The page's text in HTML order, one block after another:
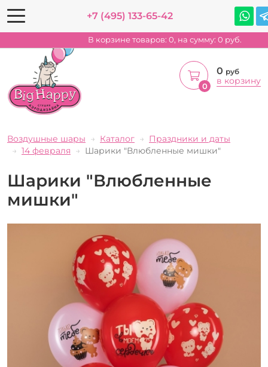
+7 (495) 133-65-42
В корзине товаров: 0, на сумму: 0 руб.
0
0 руб
в корзину
Воздушные шары Каталог
Праздники и даты
14 февраля
Шарики "Влюбленные мишки"
Шарики "Влюбленные
мишки"